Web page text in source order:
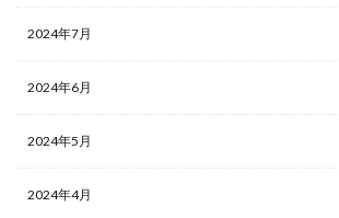
2024年7月
2024年6月
2024年5月
2024年4月